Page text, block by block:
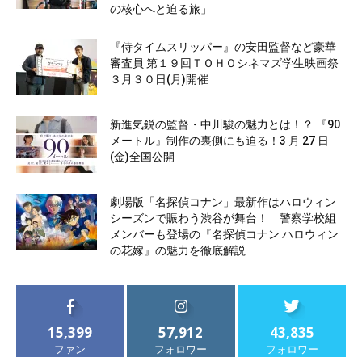
の核心へと迫る旅」
『侍タイムスリッパー』の安田監督など豪華
審査員 第１９回ＴＯＨＯシネマズ学生映画祭
３月３０日(月)開催
新進気鋭の監督・中川駿の魅力とは！？ 『90
メートル』制作の裏側にも迫る！3 月 27 日
(金)全国公開
劇場版「名探偵コナン」最新作はハロウィン
シーズンで賑わう渋谷が舞台！ 警察学校組
メンバーも登場の『名探偵コナン ハロウィン
の花嫁』の魅力を徹底解説
15,399
ファン
57,912
フォロワー
43,835
フォロワー